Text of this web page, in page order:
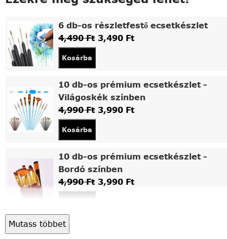
6 db-os részletfestő ecsetkészlet
4,490Ft 3,490 Ft
Kosárba
10 db-os prémium ecsetkészlet -
Világoskék színben
4,990Ft 3,990 Ft
Kosárba
10 db-os prémium ecsetkészlet -
Bordó színben
4,990Ft 3,990 Ft
Asztali fa festőállvány
Mutass többet